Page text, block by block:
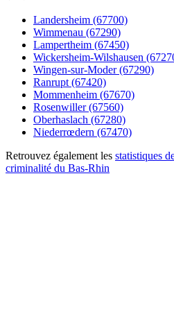
Landersheim (67700)
Wimmenau (67290)
Lampertheim (67450)
Wickersheim-Wilshausen
Wingen-sur-Moder (67290)
Ranrupt (67420)
Mommenheim (67670)
Rosenwiller (67560)
Oberhaslach (67280)
Niederrœdern (67470)
Retrouvez également les statistiques
criminalité du Bas-Rhin